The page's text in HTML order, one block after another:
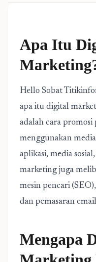
Apa Itu
Hello Sobat
apa itu digital
adalah cara
menggunakan
aplikasi, media
marketing juga
mesin pencari
dan pemasaran
Mengapa